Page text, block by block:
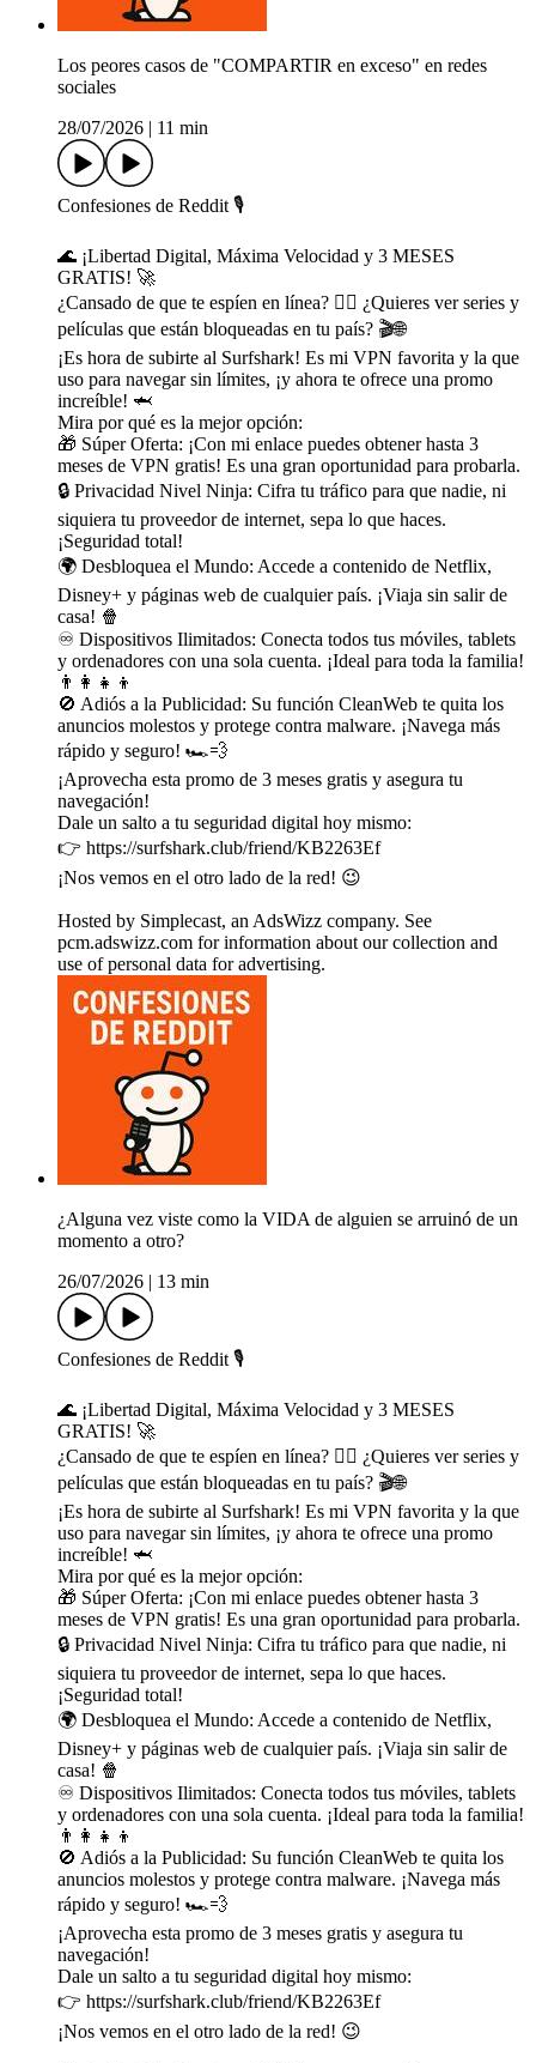
Los peores casos de "COMPARTIR en exceso" en redes
sociales
28/07/2026
11 min
Confesiones de Reddit 🎙️
🌊 ¡Libertad Digital, Máxima Velocidad y 3 MESES
GRATIS! 🚀
¿Cansado de que te espíen en línea? 🙅‍♀️ ¿Quieres ver series y
películas que están bloqueadas en tu país? 🎬🌐
¡Es hora de subirte al Surfshark! Es mi VPN favorita y la que
uso para navegar sin límites, ¡y ahora te ofrece una promo
increíble! 🦈
Mira por qué es la mejor opción:
🎁 Súper Oferta: ¡Con mi enlace puedes obtener hasta 3
meses de VPN gratis! Es una gran oportunidad para probarla.
🔒 Privacidad Nivel Ninja: Cifra tu tráfico para que nadie, ni
siquiera tu proveedor de internet, sepa lo que haces.
¡Seguridad total!
🌍 Desbloquea el Mundo: Accede a contenido de Netflix,
Disney+ y páginas web de cualquier país. ¡Viaja sin salir de
casa! 🍿
♾️ Dispositivos Ilimitados: Conecta todos tus móviles, tablets
y ordenadores con una sola cuenta. ¡Ideal para toda la familia!
👨‍👩‍👧‍👦
🚫 Adiós a la Publicidad: Su función CleanWeb te quita los
anuncios molestos y protege contra malware. ¡Navega más
rápido y seguro! 🏎️💨
¡Aprovecha esta promo de 3 meses gratis y asegura tu
navegación!
Dale un salto a tu seguridad digital hoy mismo:
👉 https://surfshark.club/friend/KB2263Ef
¡Nos vemos en el otro lado de la red! 😉
Hosted by Simplecast, an AdsWizz company. See
pcm.adswizz.com for information about our collection and
use of personal data for advertising.
¿Alguna vez viste como la VIDA de alguien se arruinó de un
momento a otro?
26/07/2026
13 min
Confesiones de Reddit 🎙️
🌊 ¡Libertad Digital, Máxima Velocidad y 3 MESES
GRATIS! 🚀
¿Cansado de que te espíen en línea? 🙅‍♀️ ¿Quieres ver series y
películas que están bloqueadas en tu país? 🎬🌐
¡Es hora de subirte al Surfshark! Es mi VPN favorita y la que
uso para navegar sin límites, ¡y ahora te ofrece una promo
increíble! 🦈
Mira por qué es la mejor opción:
🎁 Súper Oferta: ¡Con mi enlace puedes obtener hasta 3
meses de VPN gratis! Es una gran oportunidad para probarla.
🔒 Privacidad Nivel Ninja: Cifra tu tráfico para que nadie, ni
siquiera tu proveedor de internet, sepa lo que haces.
¡Seguridad total!
🌍 Desbloquea el Mundo: Accede a contenido de Netflix,
Disney+ y páginas web de cualquier país. ¡Viaja sin salir de
casa! 🍿
♾️ Dispositivos Ilimitados: Conecta todos tus móviles, tablets
y ordenadores con una sola cuenta. ¡Ideal para toda la familia!
👨‍👩‍👧‍👦
🚫 Adiós a la Publicidad: Su función CleanWeb te quita los
anuncios molestos y protege contra malware. ¡Navega más
rápido y seguro! 🏎️💨
¡Aprovecha esta promo de 3 meses gratis y asegura tu
navegación!
Dale un salto a tu seguridad digital hoy mismo:
👉 https://surfshark.club/friend/KB2263Ef
¡Nos vemos en el otro lado de la red! 😉